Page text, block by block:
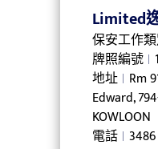
Limited
保安工作
牌照編號
地址 Rm
Edward,
KOWLOON
電話